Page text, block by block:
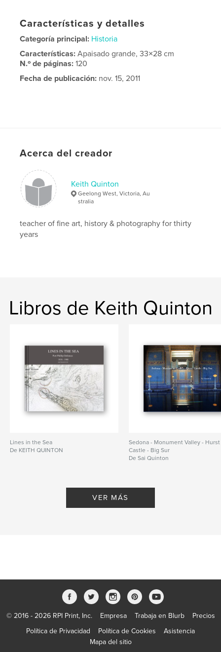
Características y detalles
Categoría principal: Historia
Características:Apaisado grande, 33×28 cm
N.º de páginas:120
Fecha de publicación: nov. 15, 2011
Acerca del creador
Keith Quinton
Geelong West, Victoria, Au
stralia
teacher of fine art, history & photography for thirty
years
Libros de Keith Quinton
Lines in the Sea
De KEITH QUINTON
Sedona - Monument Valley - Hurst
Castle - Big Sur
De Sai Quinton
VER MÁS
© 2016 - 2026 RPI Print, Inc. Empresa Trabaja en Blurb
Precios
Política de Privacidad
Política de Cookies
Asistencia
Mapa del sitio